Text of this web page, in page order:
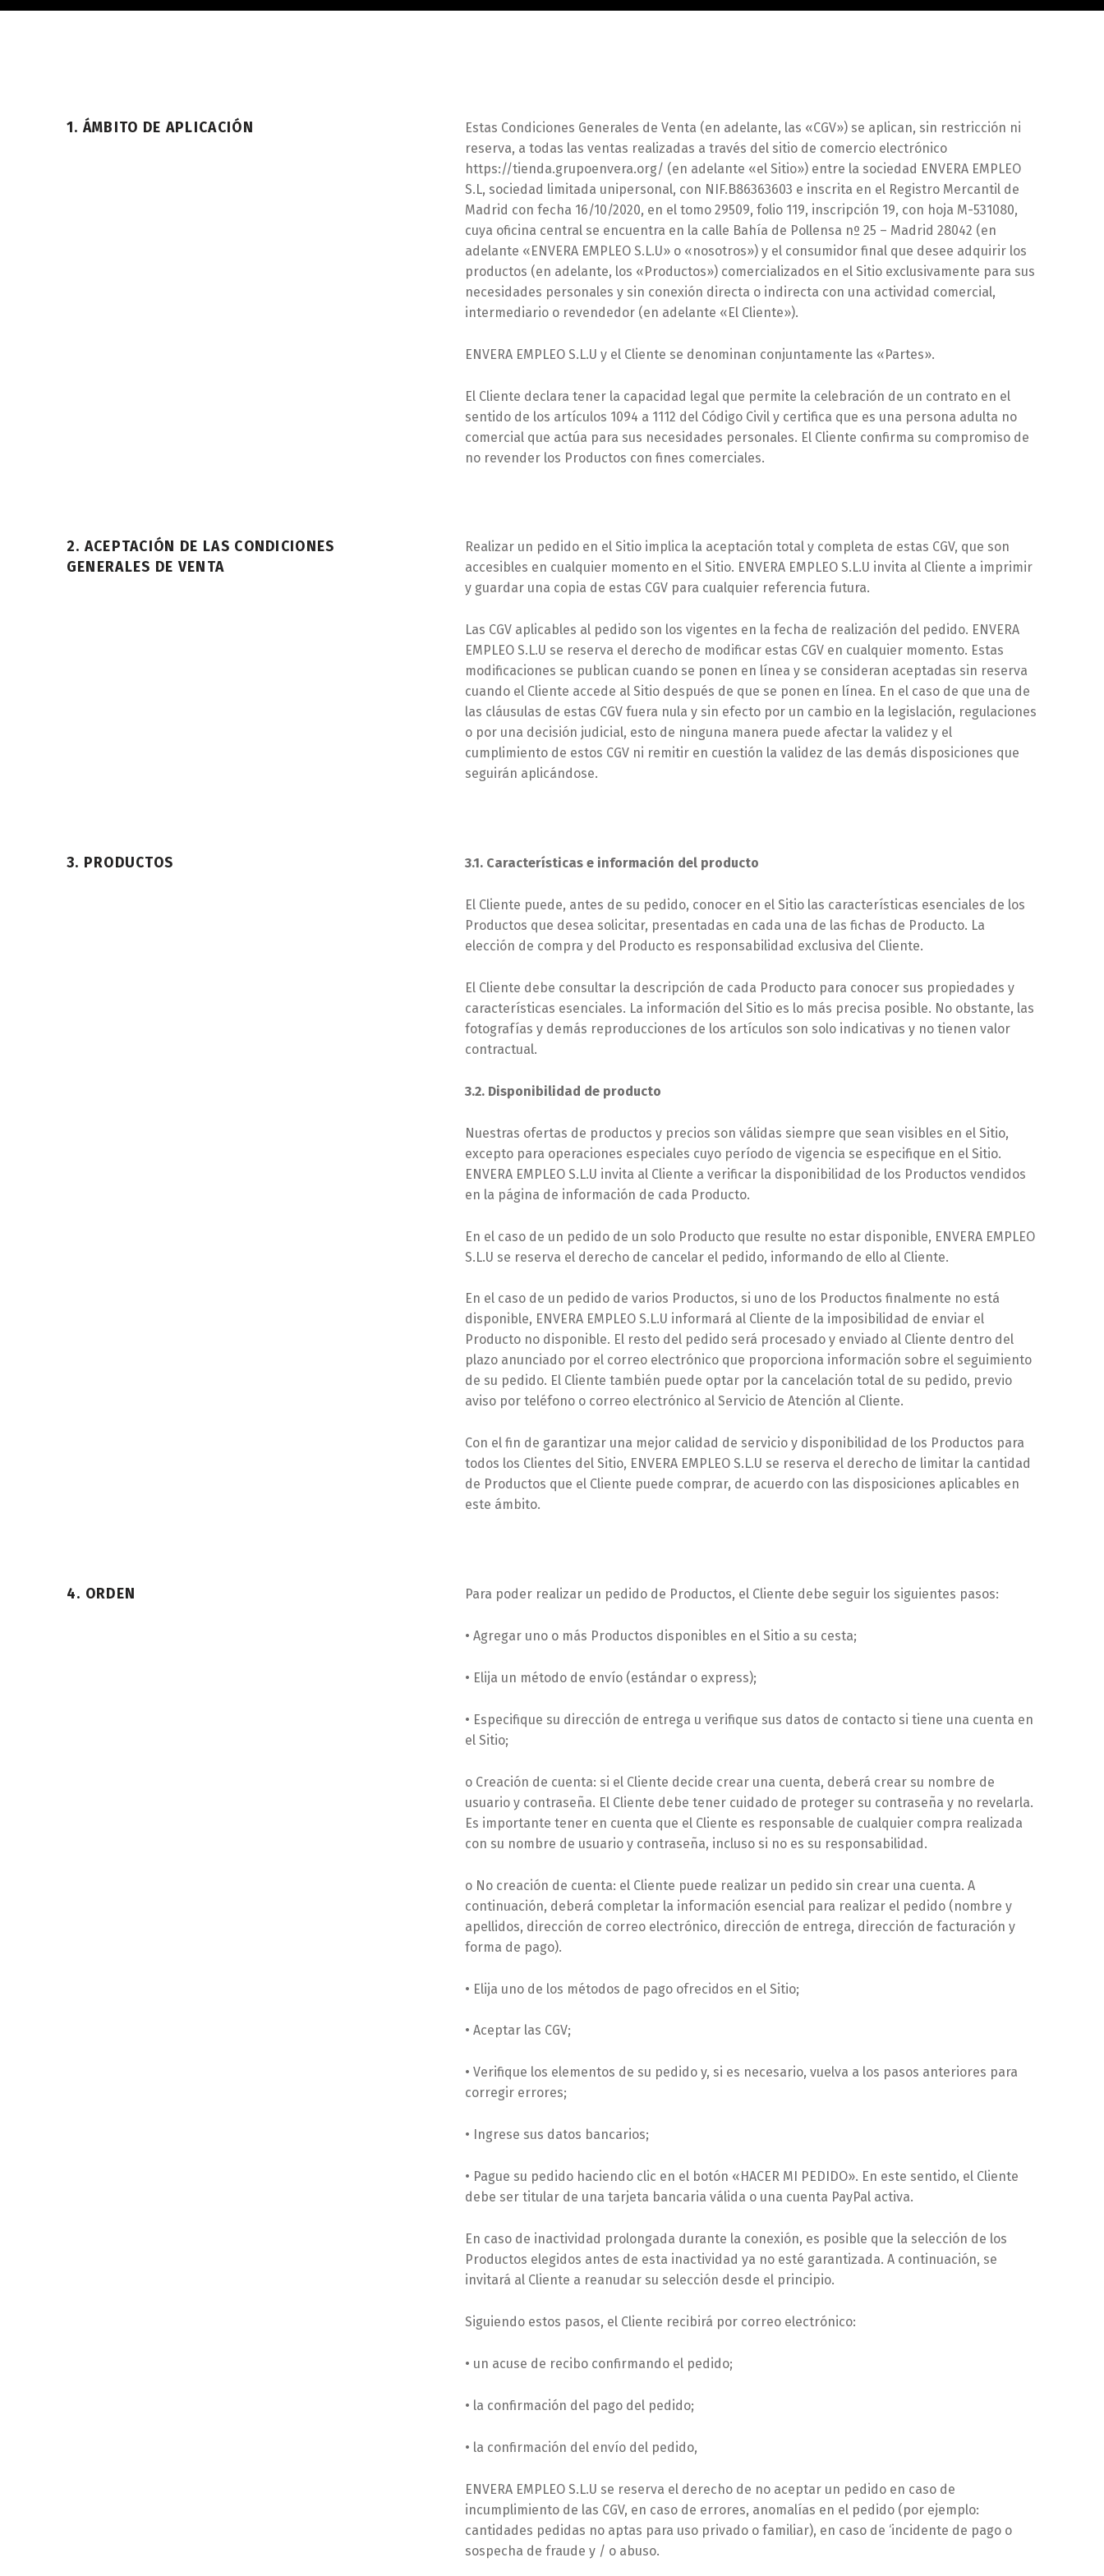
1. ÁMBITO DE APLICACIÓN
Estas Condiciones Generales de Venta (en adelante, las «CGV») se aplican, sin restricción ni
reserva, a todas las ventas realizadas a través del sitio de comercio electrónico
https://tienda.grupoenvera.org/ (en adelante «el Sitio») entre la sociedad ENVERA EMPLEO
S.L, sociedad limitada unipersonal, con NIF.B86363603 e inscrita en el Registro Mercantil de
Madrid con fecha 16/10/2020, en el tomo 29509, folio 119, inscripción 19, con hoja M-531080,
cuya oficina central se encuentra en la calle Bahía de Pollensa nº 25 – Madrid 28042 (en
adelante «ENVERA EMPLEO S.L.U» o «nosotros») y el consumidor final que desee adquirir los
productos (en adelante, los «Productos») comercializados en el Sitio exclusivamente para sus
necesidades personales y sin conexión directa o indirecta con una actividad comercial,
intermediario o revendedor (en adelante «El Cliente»).
ENVERA EMPLEO S.L.U y el Cliente se denominan conjuntamente las «Partes».
El Cliente declara tener la capacidad legal que permite la celebración de un contrato en el
sentido de los artículos 1094 a 1112 del Código Civil y certifica que es una persona adulta no
comercial que actúa para sus necesidades personales. El Cliente confirma su compromiso de
no revender los Productos con fines comerciales.
2. ACEPTACIÓN DE LAS CONDICIONES
GENERALES DE VENTA
Realizar un pedido en el Sitio implica la aceptación total y completa de estas CGV, que son
accesibles en cualquier momento en el Sitio. ENVERA EMPLEO S.L.U invita al Cliente a imprimir
y guardar una copia de estas CGV para cualquier referencia futura.
Las CGV aplicables al pedido son los vigentes en la fecha de realización del pedido. ENVERA
EMPLEO S.L.U se reserva el derecho de modificar estas CGV en cualquier momento. Estas
modificaciones se publican cuando se ponen en línea y se consideran aceptadas sin reserva
cuando el Cliente accede al Sitio después de que se ponen en línea. En el caso de que una de
las cláusulas de estas CGV fuera nula y sin efecto por un cambio en la legislación, regulaciones
o por una decisión judicial, esto de ninguna manera puede afectar la validez y el
cumplimiento de estos CGV ni remitir en cuestión la validez de las demás disposiciones que
seguirán aplicándose.
3. PRODUCTOS 3.1. Características e información del producto
El Cliente puede, antes de su pedido, conocer en el Sitio las características esenciales de los
Productos que desea solicitar, presentadas en cada una de las fichas de Producto. La
elección de compra y del Producto es responsabilidad exclusiva del Cliente.
El Cliente debe consultar la descripción de cada Producto para conocer sus propiedades y
características esenciales. La información del Sitio es lo más precisa posible. No obstante, las
fotografías y demás reproducciones de los artículos son solo indicativas y no tienen valor
contractual.
3.2. Disponibilidad de producto
Nuestras ofertas de productos y precios son válidas siempre que sean visibles en el Sitio,
excepto para operaciones especiales cuyo período de vigencia se especifique en el Sitio.
ENVERA EMPLEO S.L.U invita al Cliente a verificar la disponibilidad de los Productos vendidos
en la página de información de cada Producto.
En el caso de un pedido de un solo Producto que resulte no estar disponible, ENVERA EMPLEO
S.L.U se reserva el derecho de cancelar el pedido, informando de ello al Cliente.
En el caso de un pedido de varios Productos, si uno de los Productos finalmente no está
disponible, ENVERA EMPLEO S.L.U informará al Cliente de la imposibilidad de enviar el
Producto no disponible. El resto del pedido será procesado y enviado al Cliente dentro del
plazo anunciado por el correo electrónico que proporciona información sobre el seguimiento
de su pedido. El Cliente también puede optar por la cancelación total de su pedido, previo
aviso por teléfono o correo electrónico al Servicio de Atención al Cliente.
Con el fin de garantizar una mejor calidad de servicio y disponibilidad de los Productos para
todos los Clientes del Sitio, ENVERA EMPLEO S.L.U se reserva el derecho de limitar la cantidad
de Productos que el Cliente puede comprar, de acuerdo con las disposiciones aplicables en
este ámbito.
4. ORDEN Para poder realizar un pedido de Productos, el Cliente debe seguir los siguientes pasos:
• Agregar uno o más Productos disponibles en el Sitio a su cesta;
• Elija un método de envío (estándar o express);
• Especifique su dirección de entrega u verifique sus datos de contacto si tiene una cuenta en
el Sitio;
o Creación de cuenta: si el Cliente decide crear una cuenta, deberá crear su nombre de
usuario y contraseña. El Cliente debe tener cuidado de proteger su contraseña y no revelarla.
Es importante tener en cuenta que el Cliente es responsable de cualquier compra realizada
con su nombre de usuario y contraseña, incluso si no es su responsabilidad.
o No creación de cuenta: el Cliente puede realizar un pedido sin crear una cuenta. A
continuación, deberá completar la información esencial para realizar el pedido (nombre y
apellidos, dirección de correo electrónico, dirección de entrega, dirección de facturación y
forma de pago).
• Elija uno de los métodos de pago ofrecidos en el Sitio;
• Aceptar las CGV;
• Verifique los elementos de su pedido y, si es necesario, vuelva a los pasos anteriores para
corregir errores;
• Ingrese sus datos bancarios;
• Pague su pedido haciendo clic en el botón «HACER MI PEDIDO». En este sentido, el Cliente
debe ser titular de una tarjeta bancaria válida o una cuenta PayPal activa.
En caso de inactividad prolongada durante la conexión, es posible que la selección de los
Productos elegidos antes de esta inactividad ya no esté garantizada. A continuación, se
invitará al Cliente a reanudar su selección desde el principio.
Siguiendo estos pasos, el Cliente recibirá por correo electrónico:
• un acuse de recibo confirmando el pedido;
• la confirmación del pago del pedido;
• la confirmación del envío del pedido,
ENVERA EMPLEO S.L.U se reserva el derecho de no aceptar un pedido en caso de
incumplimiento de las CGV, en caso de errores, anomalías en el pedido (por ejemplo:
cantidades pedidas no aptas para uso privado o familiar), en caso de ‘incidente de pago o
sospecha de fraude y / o abuso.